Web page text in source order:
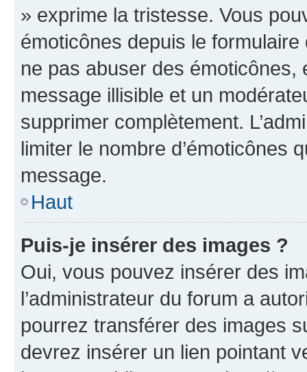
» exprime la tristesse. Vous
émoticônes depuis le
ne pas abuser des
message illisible et un
supprimer complètement.
limiter le nombre d’émoticônes
message.
Haut
Puis-je insérer des images ?
Oui, vous pouvez insérer des
l’administrateur du forum a
pourrez transférer des images
devrez insérer un lien pointant